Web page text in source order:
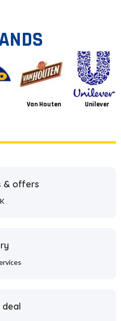
Van Houten Unilever
& offers
deal